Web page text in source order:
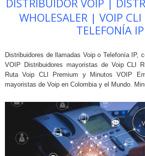
WHOLESALER | VOIP CLI
TELEFONÍA IP
Distribuidores de llamadas Voip o Telefonía IP,
VOIP Distribuidores mayoristas de Voip CLI
Ruta Voip CLI Premium y Minutos VOIP
mayoristas de Voip en Colombia y el Mundo.